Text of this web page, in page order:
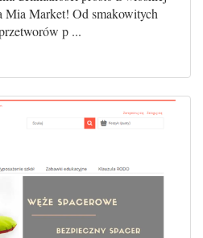
Market! Od smakowitych
p ...